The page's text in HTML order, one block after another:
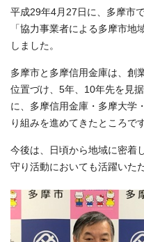
平成29年4月27日に、多摩市
「協力事業者による多摩市
しました。
多摩市と多摩信用金庫は、創
位置づけ、5年、10年先を見
に、多摩信用金庫・多摩大学
り組みを進めてきたところです
今後は、日頃から地域に密着
守り活動においても活躍いた